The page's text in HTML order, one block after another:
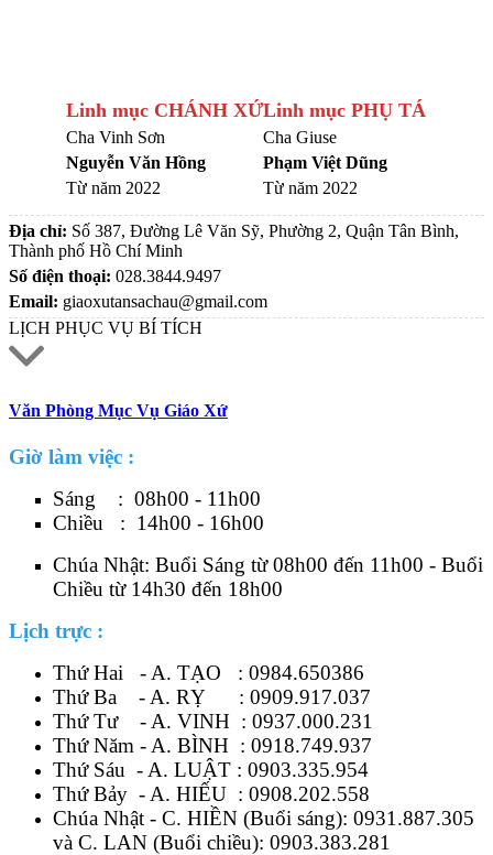
Linh mục CHÁNH XỨ
Cha Vinh Sơn
Nguyễn Văn Hồng
Từ năm 2022
Linh mục PHỤ TÁ
Cha Giuse
Phạm Việt Dũng
Từ năm 2022
Địa chỉ: Số 387, Đường Lê Văn Sỹ, Phường 2, Quận Tân Bình,
Thành phố Hồ Chí Minh
Số điện thoại: 028.3844.9497
Email: giaoxutansachau@gmail.com
LỊCH PHỤC VỤ BÍ TÍCH
Văn Phòng Mục Vụ Giáo Xứ
Giờ làm việc :
Sáng : 08h00 - 11h00
Chiều : 14h00 - 16h00
Chúa Nhật: Buổi Sáng từ 08h00 đến 11h00 - Buổi
Chiều từ 14h30 đến 18h00
Lịch trực :
Thứ Hai - A. TẠO : 0984.650386
Thứ Ba - A. RỴ : 0909.917.037
Thứ Tư - A. VINH : 0937.000.231
Thứ Năm - A. BÌNH : 0918.749.937
Thứ Sáu - A. LUẬT : 0903.335.954
Thứ Bảy - A. HIẾU : 0908.202.558
Chúa Nhật - C. HIỀN (Buổi sáng): 0931.887.305
và C. LAN (Buổi chiều): 0903.383.281